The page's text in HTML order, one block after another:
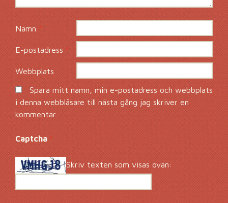
Namn*
E-postadress*
Webbplats
Spara mitt namn, min e-postadress och webbplats
i denna webbläsare till nästa gång jag skriver en
kommentar.
Captcha *
Skriv texten som visas ovan: